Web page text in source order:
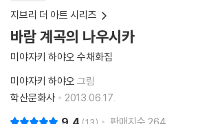
지브리 더 아트 시리즈
바람 계곡의 나우시카
미야자키 하야오 수채화집
미야자키 하야오 그림
학산문화사
2013.06.17.